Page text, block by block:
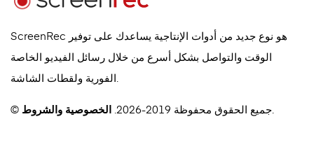
ScreenRec هو نوع جديد من أدوات الإنتاجية يساعدك على توفير
الوقت والتواصل بشكل أسرع من خلال رسائل الفيديو الخاصة
© جميع الحقوق محفوظة 2019-2026. الخصوصية والشروط